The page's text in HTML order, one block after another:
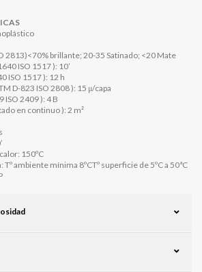
2813)<70% brillante; 20-35 Satinado; <20 Mate
ISO 1517 ): 10’
ISO 1517 ): 12 h
D-823 ISO 2808 ): 15 μ/capa
ISO 2409 ): 4 B
en continuo ): 2 m²
150ºC
ambiente mínima 8ºCTº superficie de 5ºC a 50ªC